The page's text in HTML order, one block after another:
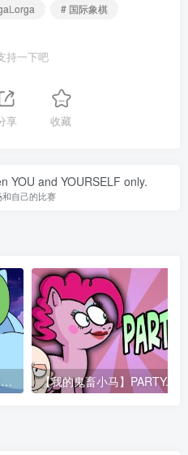
# 国际象棋
持一下吧
享 收藏
YOU and YOURSELF only.
自己的比赛
【熟肉】云宝黛西必须表演彩虹音爆否则就会死于… 【我的鬼畜小马】